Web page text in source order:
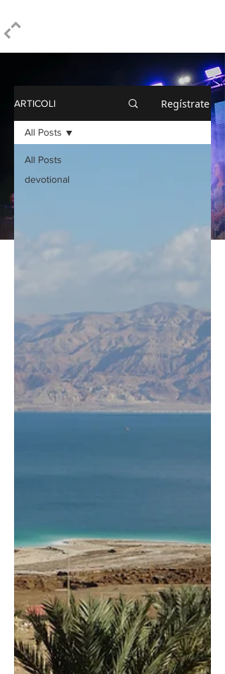
ARTICOLI Regístrate
All Posts
devotional
All Posts